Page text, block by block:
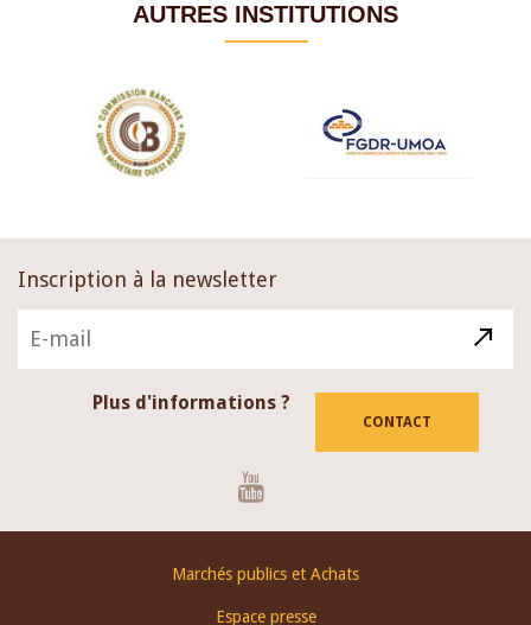
AUTRES INSTITUTIONS
Inscription à la newsletter
Plus d'informations ?
CONTACT
Marchés publics et Achats
Espace presse